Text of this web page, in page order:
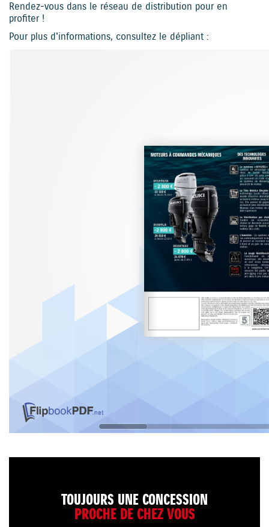
Rendez-vous dans le réseau de distribution pour en
profiter !
Pour plus d'informations, consultez le dépliant :
TOUJOURS UNE CONCESSION
PROCHE DE CHEZ VOUS